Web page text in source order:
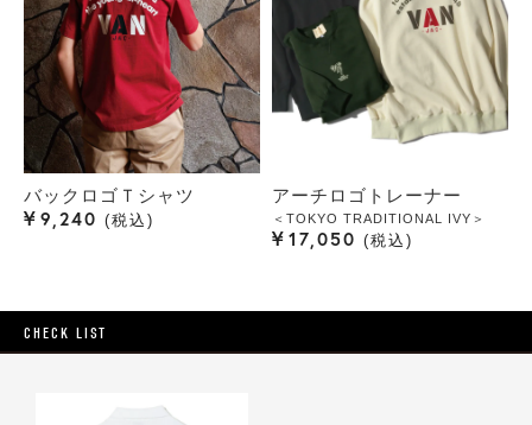
バックロゴＴシャツ
¥ 9,240 税込
アーチロゴトレーナー
＜TOKYO TRADITIONAL IVY＞
¥ 17,050 税込
CHECK LIST